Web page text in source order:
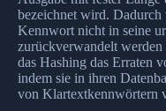
bezeichnet wird. Dadurch
Kennwort nicht in seine
zurückverwandelt
das Hashing das Erraten
indem sie in ihren
von Klartextkennwörtern